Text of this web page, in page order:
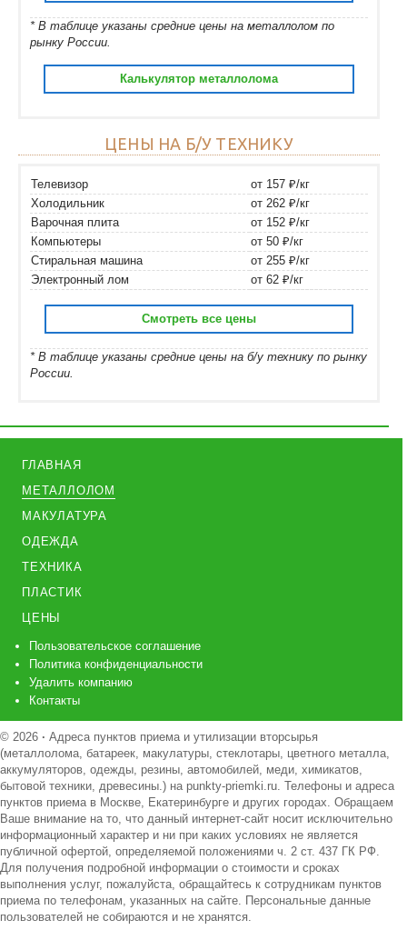
* В таблице указаны средние цены на металлолом по
рынку России.
Калькулятор металлолома
ЦЕНЫ НА Б/У ТЕХНИКУ
Телевизор
от 157 ₽/кг
Холодильник
от 262 ₽/кг
Варочная плита
от 152 ₽/кг
Компьютеры
от 50 ₽/кг
Стиральная машина
от 255 ₽/кг
Электронный лом
от 62 ₽/кг
Смотреть все цены
* В таблице указаны средние цены на б/у технику по рынку
России.
ГЛАВНАЯ
МЕТАЛЛОЛОМ
МАКУЛАТУРА
ОДЕЖДА
ТЕХНИКА
ПЛАСТИК
ЦЕНЫ
Пользовательское соглашение
Политика конфиденциальности
Удалить компанию
Контакты
© 2026 · Адреса пунктов приема и утилизации вторсырья
(металлолома, батареек, макулатуры, стеклотары, цветного металла,
аккумуляторов, одежды, резины, автомобилей, меди, химикатов,
бытовой техники, древесины.) на punkty-priemki.ru. Телефоны и адреса
пунктов приема в Москве, Екатеринбурге и других городах. Обращаем
Ваше внимание на то, что данный интернет-сайт носит исключительно
информационный характер и ни при каких условиях не является
публичной офертой, определяемой положениями ч. 2 ст. 437 ГК РФ.
Для получения подробной информации о стоимости и сроках
выполнения услуг, пожалуйста, обращайтесь к сотрудникам пунктов
приема по телефонам, указанных на сайте. Персональные данные
пользователей не собираются и не хранятся.